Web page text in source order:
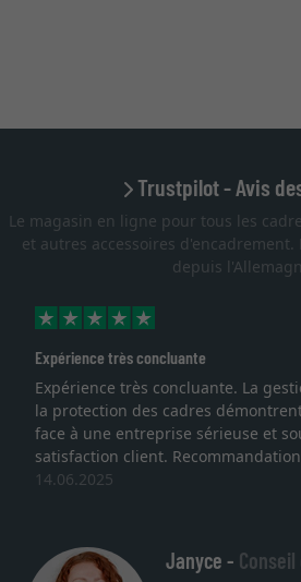
Trustpilot - Avis
Le magasin en ligne pour tous les
et autres accessoires d'encadrement.
depuis
Expérience très concluante
Expérience très concluante. La
la protection des cadres
face à une entreprise sérieuse et
satisfaction client.
14.06.2025
Janyce -